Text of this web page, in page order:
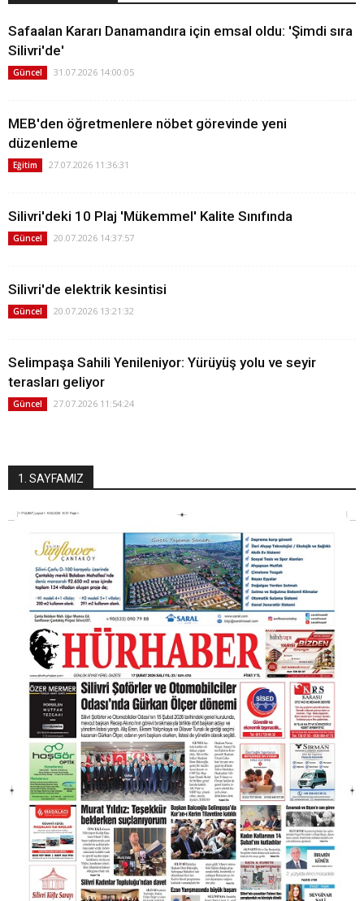
Safaalan Kararı Danamandıra için emsal oldu: 'Şimdi sıra
Silivri'de'
Güncel 31.07.2026 14:00:05
MEB'den öğretmenlere nöbet görevinde yeni
düzenleme
Eğitim 27.07.2026 11:36:31
Silivri'deki 10 Plaj 'Mükemmel' Kalite Sınıfında
Güncel 20.07.2026 14:37:57
Silivri'de elektrik kesintisi
Güncel 20.07.2026 13:21:32
Selimpaşa Sahili Yenileniyor: Yürüyüş yolu ve seyir
terasları geliyor
Güncel 27.07.2026 11:54:24
1. SAYFAMIZ